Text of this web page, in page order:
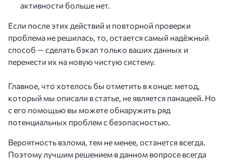
активности больше нет.
Если после этих действий и повторной проверки
проблема не решилась, то, остается самый надёжный
способ — сделать бэкап только ваших данных и
перенести их на новую чистую систему.
Главное, что хотелось бы отметить в конце: метод,
который мы описали в статье, не является панацеей. Но
с его помощью вы можете обнаружить ряд
потенциальных проблем с безопасностью.
Вероятность взлома, тем не менее, останется всегда.
Поэтому лучшим решением в данном вопросе всегда